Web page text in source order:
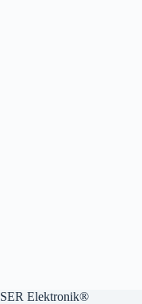
SER Elektronik®